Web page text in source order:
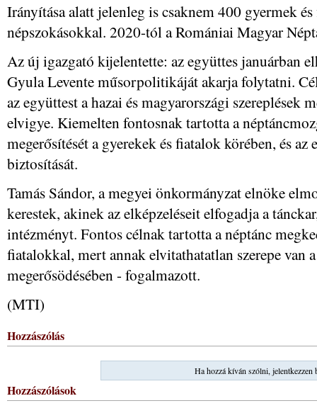
Irányítása alatt jelenleg is csaknem 400 gyermek
népszokásokkal. 2020-tól a Romániai Magyar
Az új igazgató kijelentette: az együttes januárban
Gyula Levente műsorpolitikáját akarja folytatni.
az együttest a hazai és magyarországi szereplések
elvigye. Kiemelten fontosnak tartotta a
megerősítését a gyerekek és fiatalok körében, és az
biztosítását.
Tamás Sándor, a megyei önkormányzat elnöke
kerestek, akinek az elképzeléseit elfogadja a
intézményt. Fontos célnak tartotta a néptánc
fiatalokkal, mert annak elvitathatatlan szerepe van
megerősödésében - fogalmazott.
(MTI)
Hozzászólás
Ha hozzá kíván szólni, jelentkezzen
Hozzászólások